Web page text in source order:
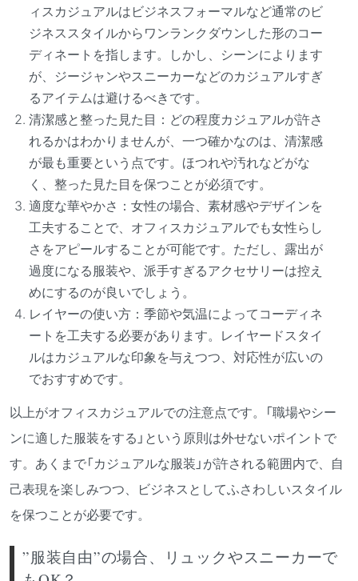
ィスカジュアルはビジネスフォーマルなど通常のビ
ジネススタイルからワンランクダウンした形のコー
ディネートを指します。しかし、シーンによります
が、ジージャンやスニーカーなどのカジュアルすぎ
るアイテムは避けるべきです。
清潔感と整った見た目：どの程度カジュアルが許さ
れるかはわかりませんが、一つ確かなのは、清潔感
が最も重要という点です。ほつれや汚れなどがな
く、整った見た目を保つことが必須です。
適度な華やかさ：女性の場合、素材感やデザインを
工夫することで、オフィスカジュアルでも女性らし
さをアピールすることが可能です。ただし、露出が
過度になる服装や、派手すぎるアクセサリーは控え
めにするのが良いでしょう。
レイヤーの使い方：季節や気温によってコーディネ
ートを工夫する必要があります。レイヤードスタイ
ルはカジュアルな印象を与えつつ、対応性が広いの
でおすすめです。
以上がオフィスカジュアルでの注意点です。「職場やシー
ンに適した服装をする」という原則は外せないポイントで
す。あくまで「カジュアルな服装」が許される範囲内で、自
己表現を楽しみつつ、ビジネスとしてふさわしいスタイル
を保つことが必要です。
”服装自由”の場合、リュックやスニーカーで